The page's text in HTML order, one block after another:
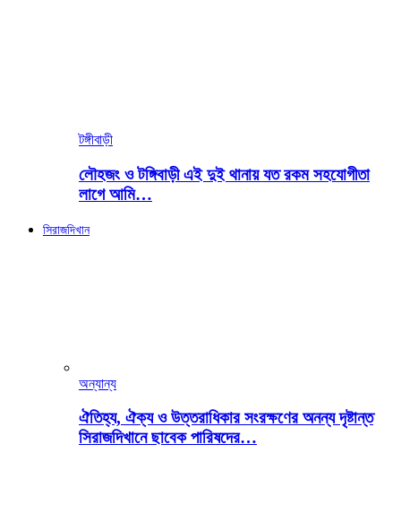
টঙ্গীবাড়ী
লৌহজং ও টঙ্গিবাড়ী এই দুই থানায় যত রকম সহযোগীতা
লাগে আমি…
সিরাজদিখান
অন্যান্য
ঐতিহ্য, ঐক্য ও উত্তরাধিকার সংরক্ষণের অনন্য দৃষ্টান্ত
সিরাজদিখানে ছাবেক পারিষদের…